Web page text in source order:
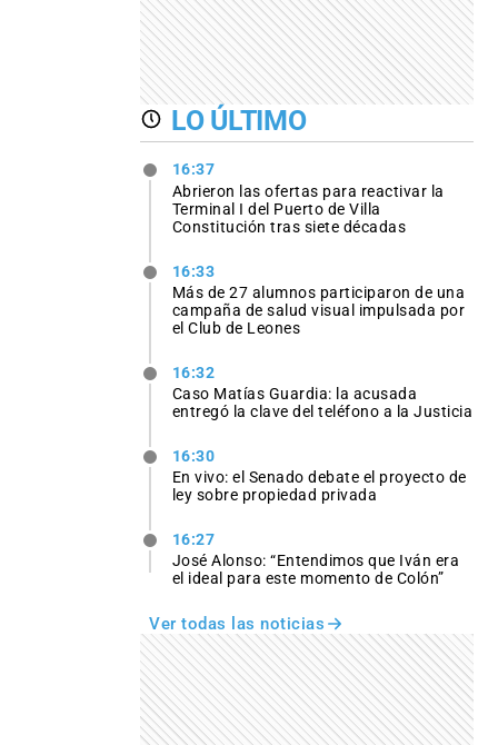
LO ÚLTIMO
16:37
Abrieron las ofertas para reactivar la
Terminal I del Puerto de Villa
Constitución tras siete décadas
16:33
Más de 27 alumnos participaron de una
campaña de salud visual impulsada por
el Club de Leones
16:32
Caso Matías Guardia: la acusada
entregó la clave del teléfono a la Justicia
16:30
En vivo: el Senado debate el proyecto de
ley sobre propiedad privada
16:27
José Alonso: “Entendimos que Iván era
el ideal para este momento de Colón”
Ver todas las noticias